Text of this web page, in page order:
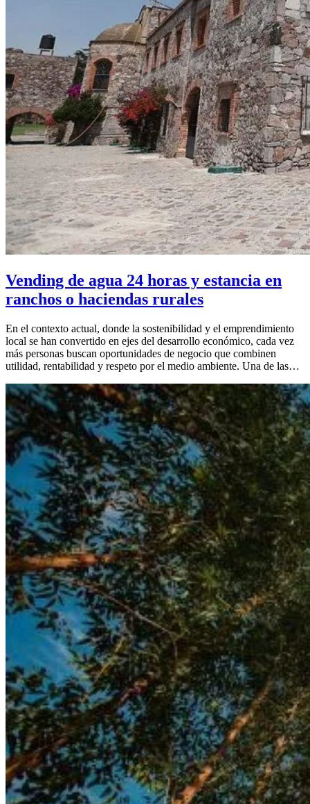
Vending de agua 24 horas y estancia en
ranchos o haciendas rurales
En el contexto actual, donde la sostenibilidad y el emprendimiento
local se han convertido en ejes del desarrollo económico, cada vez
más personas buscan oportunidades de negocio que combinen
utilidad, rentabilidad y respeto por el medio ambiente. Una de las…